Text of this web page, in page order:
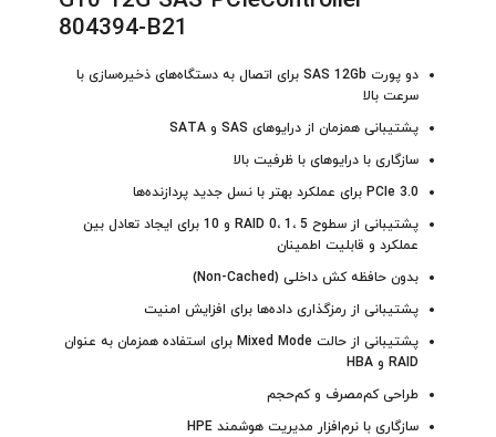
804394-B21
دو پورت SAS 12Gb برای اتصال به دستگاه‌های ذخیره‌سازی با
سرعت بالا
پشتیبانی همزمان از درایوهای SAS و SATA
سازگاری با درایوهای با ظرفیت بالا
PCIe 3.0 برای عملکرد بهتر با نسل جدید پردازنده‌ها
پشتیبانی از سطوح RAID 0، 1، 5 و 10 برای ایجاد تعادل بین
عملکرد و قابلیت اطمینان
بدون حافظه کش داخلی (Non-Cached)
پشتیبانی از رمزگذاری داده‌ها برای افزایش امنیت
پشتیبانی از حالت Mixed Mode برای استفاده همزمان به عنوان
RAID و HBA
طراحی کم‌مصرف و کم‌حجم
سازگاری با نرم‌افزار مدیریت هوشمند HPE